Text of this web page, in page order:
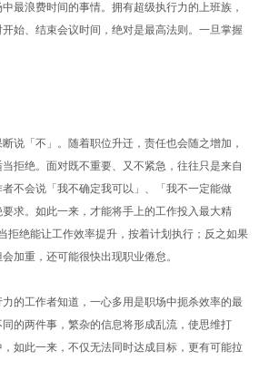
最浪费时间的事情。拥有超级执行力的上班族，
始、结束会议时间，绝对是最高法则。一旦掌握
说「不」。随着职位升迁，责任也会随之增加，
拒绝。面对既不重要、又不紧急，往往只是来自
不会说「我不确定我可以」、「我不一定能做
求。如此一来，才能将手上的工作投入最大精
拒绝能让工作效率提升，按着计划执行；反之如果
加重，还可能很快出现职业倦怠。
的工作者知道，一心多用是职场中扼杀效率的最
的两件事，繁杂的信息将形成乱流，使思维打
如此一来，不仅无法同时达成目标，更有可能拉